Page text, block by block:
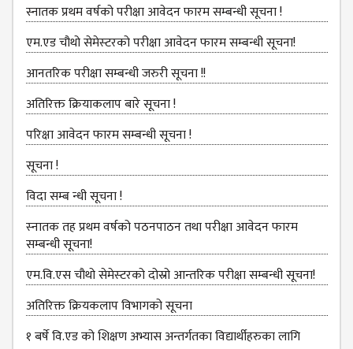
RESEARCH
MANAGEMENT
CELL
EDUCATIONAL
CONSULTANT
OTHER
COMMITTEE &
CELL
EXAMINATION
MANAGEMENT
COMMITTEE
LIBRARY
MANAGEMENT
COMMITTEE
COMPUTER
MANAGEMENT
स्नातक प्रथम वर्षको परीक्षा आवेदन फारम सम्बन्धी सूचना !
एम.एड चौथो सेमेस्‍टरको परीक्षा आवेदन फारम सम्बन्धी सूचना!
आनतरिक परीक्षा सम्बन्धी जरुरी सूचना !!
अतिरिक्त क्रियाकलाप बारे सूचना !
परिक्षा आवेदन फारम सम्बन्धी सूचना !
सूचना !
विदा सम्ब न्धी सूचना !
स्‍नातक तह प्रथम वर्षको पठनपाठन तथा परीक्षा आवेदन फारम
सम्बन्धी सूचना!
एम.वि.एस चौथो सेमेस्‍टरको दोस्रो आन्तरिक परीक्षा सम्बन्धी सूचना!
अतिरिक्त क्रियकलाप विभागको सूचना
१ बर्षे वि.एड को शिक्षण अभ्यास अन्तर्गतका विद्यार्थीहरुका लागि